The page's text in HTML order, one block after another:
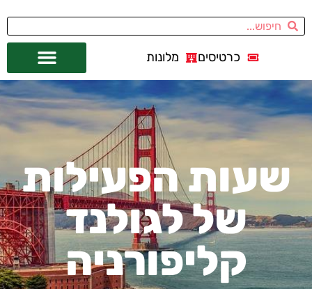
כרטיסים מלונות
שעות הפעילות
של לגולנד
קליפורניה